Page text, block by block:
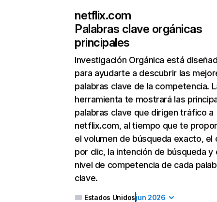
netflix.com
Palabras clave orgánicas
principales
Investigación Orgánica está
para ayudarte a descubrir las
palabras clave de la competencia.
herramienta te mostrará las
palabras clave que dirigen tráfico a
netflix.com, al tiempo que te
el volumen de búsqueda exacto, el
por clic, la intención de búsqueda y
nivel de competencia de cada
clave.
Estados Unidosjun 2026